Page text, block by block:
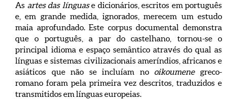
As artes das línguase dicionários, escritos em português
e, em grande medida, ignorados, merecem um estudo
maia aprofundado. Este corpus documental demonstra
que o português, a par do castelhano, tornou-se o
principal idioma e espaço semântico através do qual as
línguas e sistemas civilizacionais ameríndios, africanos e
asiáticos que não se incluíam no oikoumenegreco-
romano foram pela primeira vez descritos, traduzidos e
transmitidos em línguas europeias.